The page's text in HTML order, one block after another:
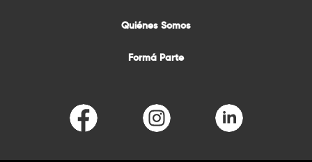
Quiénes Somos
Formá Parte